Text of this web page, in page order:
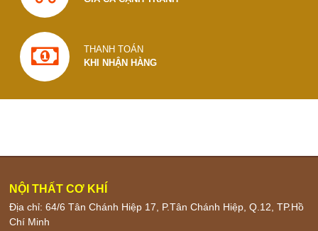
THANH TOÁN
KHI NHẬN HÀNG
NỘI THẤT CƠ KHÍ
Địa chỉ: 64/6 Tân Chánh Hiệp 17, P.Tân Chánh Hiệp, Q.12, TP.Hồ
Chí Minh